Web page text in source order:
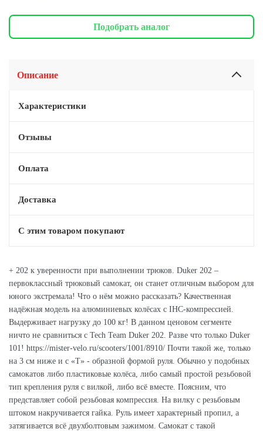
Подобрать аналог
Описание
Характеристики
Отзывы
Оплата
Доставка
С этим товаром покупают
+ 202 к уверенности при выполнении трюков. Duker 202 –
первоклассный трюковый самокат, он станет отличным выбором для
юного экстремала! Что о нём можно рассказать? Качественная
надёжная модель на алюминиевых колёсах с IHC-компрессией.
Выдерживает нагрузку до 100 кг! В данном ценовом сегменте
ничто не сравниться с Tech Team Duker 202. Разве что только Duker
101! https://mister-velo.ru/scooters/1001/8910/ Почти такой же, только
на 3 см ниже и с «T» - образной формой руля. Обычно у подобных
самокатов либо пластиковые колёса, либо самый простой резьбовой
тип крепления руля с вилкой, либо всё вместе. Поясним, что
представляет собой резьбовая компрессия. На вилку с резьбовым
штоком накручивается гайка. Руль имеет характерный пропил, а
затягивается всё двухболтовым зажимом. Самокат с такой